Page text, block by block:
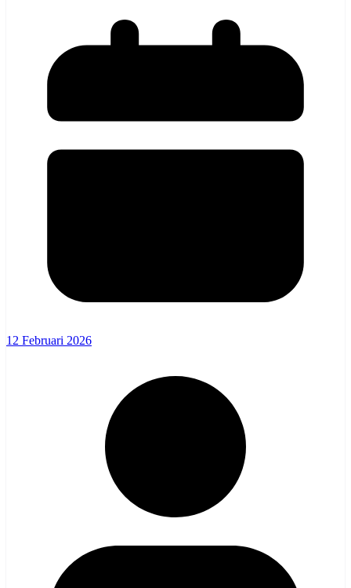
12 Februari 2026